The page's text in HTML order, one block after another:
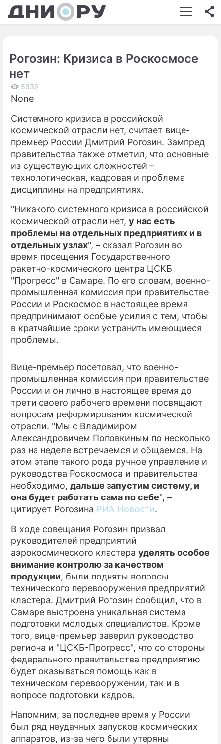
ШОУ-БИЗНЕС
КИНО
ЭКОНОМИКА
ПРОИСШЕСТВИЯ
СОННИК
СТИЛЬ ЖИЗНИ
ИГРЫ
ПРЕСС-РЕЛИЗЫ
О ПРОЕКТЕ
Рогозин: Кризиса в Роскосмосе
нет
5939
None
Системного кризиса в российской
космической отрасли нет, считает вице-
премьер России Дмитрий Рогозин. Зампред
правительства также отметил, что основные
из существующих сложностей –
технологическая, кадровая и проблема
дисциплины на предприятиях.
"Никакого системного кризиса в российской
космической отрасли нет, у нас есть
проблемы на отдельных предприятиях и в
отдельных узлах", – сказал Рогозин во
время посещения Государственного
ракетно-космического центра ЦСКБ
"Прогресс" в Самаре. По его словам, военно-
промышленная комиссия при правительстве
России и Роскосмос в настоящее время
предпринимают особые усилия с тем, чтобы
в кратчайшие сроки устранить имеющиеся
проблемы.
Вице-премьер посетовал, что военно-
промышленная комиссия при правительстве
России и он лично в настоящее время до
трети своего рабочего времени посвящают
вопросам реформирования космической
отрасли. "Мы с Владимиром
Александровичем Поповкиным по несколько
раз на неделе встречаемся и общаемся. На
этом этапе такого рода ручное управление и
руководства Роскосмоса и правительства
необходимо, дальше запустим систему, и
она будет работать сама по себе", –
цитирует Рогозина РИА Новости.
В ходе совещания Рогозин призвал
руководителей предприятий
аэрокосмического кластера уделять особое
внимание контролю за качеством
продукции, были подняты вопросы
технического перевооружения предприятий
кластера. Дмитрий Рогозин сообщил, что в
Самаре выстроена уникальная система
подготовки молодых специалистов. Кроме
того, вице-премьер заверил руководство
региона и "ЦСКБ-Прогресс", что со стороны
федерального правительства предприятию
будет оказываться помощь как в
техническом перевооружении, так и в
вопросе подготовки кадров.
Напомним, за последнее время у России
был ряд неудачных запусков космических
аппаратов, из-за чего были утеряны